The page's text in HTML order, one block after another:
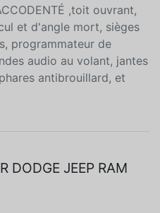
,toit ouvrant,
et d'angle mort, sièges
programmateur de
audio au volant, jantes
antibrouillard, et
DODGE JEEP RAM